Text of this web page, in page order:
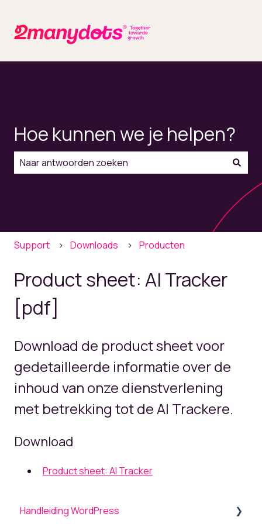
Hoe kunnen we je helpen?
Support Downloads Producten
Product sheet: AI Tracker
[pdf]
Download de product sheet voor
gedetailleerde informatie over de
inhoud van onze dienstverlening
met betrekking tot de AI Trackere.
Download
Product sheet: AI Tracker
Handleiding WordPress